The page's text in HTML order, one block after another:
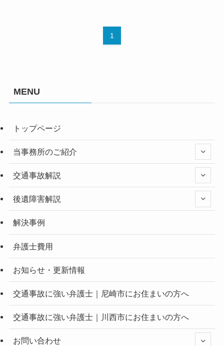
1
MENU
トップページ
当事務所のご紹介
交通事故解説
後遺障害解説
解決事例
弁護士費用
お知らせ・更新情報
交通事故に強い弁護士｜尼崎市にお住まいの方へ
交通事故に強い弁護士｜川西市にお住まいの方へ
お問い合わせ